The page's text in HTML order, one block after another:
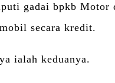
gadai bpkb Motor
secara kredit.
ialah keduanya.